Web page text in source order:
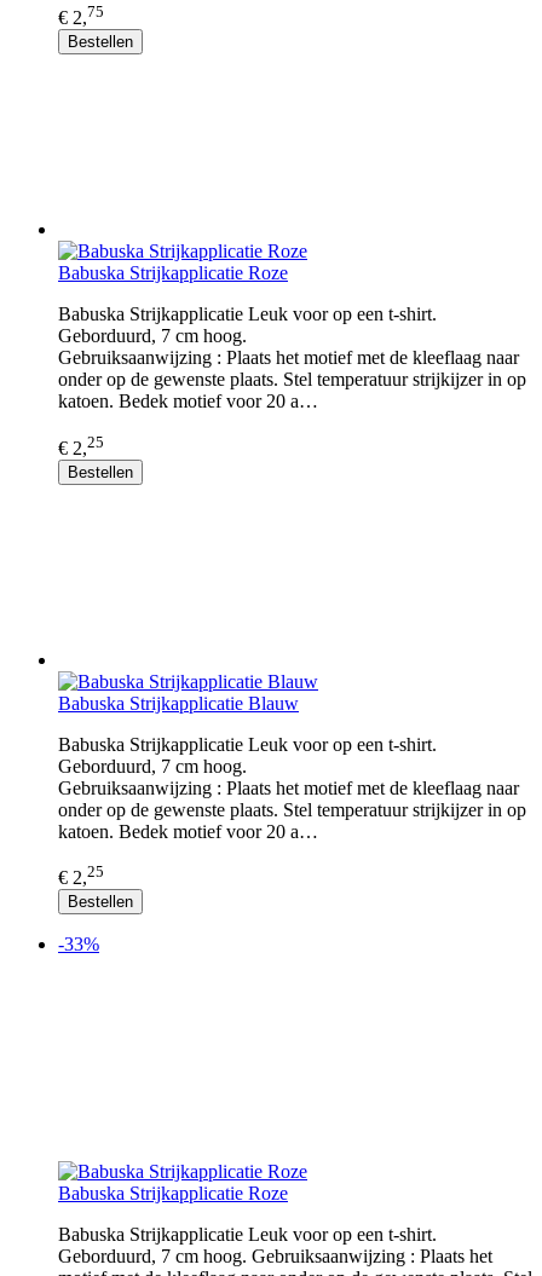
€ 2,75
Bestellen
Babuska Strijkapplicatie Roze
Babuska Strijkapplicatie Leuk voor op een t-shirt.
Geborduurd, 7 cm hoog.
Gebruiksaanwijzing : Plaats het motief met de kleeflaag naar
onder op de gewenste plaats. Stel temperatuur strijkijzer in op
katoen. Bedek motief voor 20 a…
€ 2,25
Bestellen
Babuska Strijkapplicatie Blauw
Babuska Strijkapplicatie Leuk voor op een t-shirt.
Geborduurd, 7 cm hoog.
Gebruiksaanwijzing : Plaats het motief met de kleeflaag naar
onder op de gewenste plaats. Stel temperatuur strijkijzer in op
katoen. Bedek motief voor 20 a…
€ 2,25
Bestellen
-33%
Babuska Strijkapplicatie Roze
Babuska Strijkapplicatie Leuk voor op een t-shirt.
Geborduurd, 7 cm hoog. Gebruiksaanwijzing : Plaats het